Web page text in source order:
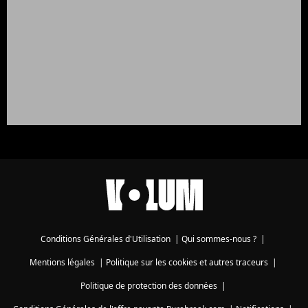
Conditions Générales d'Utilisation | Qui sommes-nous ? |
Mentions légales| Politique sur les cookies et autres traceurs|
Politique de protection des données|